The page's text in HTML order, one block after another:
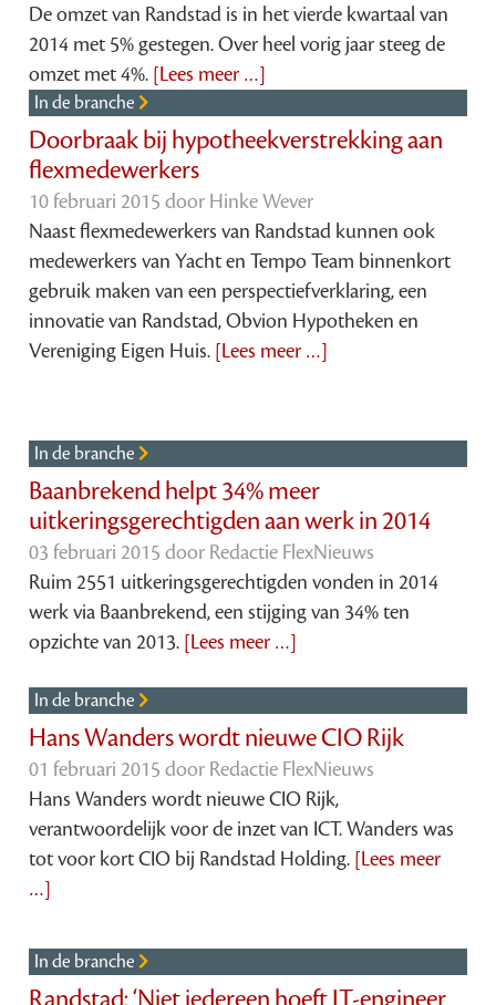
De omzet van Randstad is in het vierde kwartaal van
2014 met 5% gestegen. Over heel vorig jaar steeg de
omzet met 4%. [Lees meer …]
In de branche
Doorbraak bij hypotheekverstrekking aan
flexmedewerkers
10 februari 2015 door Hinke Wever
Naast flexmedewerkers van Randstad kunnen ook
medewerkers van Yacht en Tempo Team binnenkort
gebruik maken van een perspectiefverklaring, een
innovatie van Randstad, Obvion Hypotheken en
Vereniging Eigen Huis. [Lees meer …]
In de branche
Baanbrekend helpt 34% meer
uitkeringsgerechtigden aan werk in 2014
03 februari 2015 door Redactie FlexNieuws
Ruim 2551 uitkeringsgerechtigden vonden in 2014
werk via Baanbrekend, een stijging van 34% ten
opzichte van 2013. [Lees meer …]
In de branche
Hans Wanders wordt nieuwe CIO Rijk
01 februari 2015 door Redactie FlexNieuws
Hans Wanders wordt nieuwe CIO Rijk,
verantwoordelijk voor de inzet van ICT. Wanders was
tot voor kort CIO bij Randstad Holding. [Lees meer
…]
In de branche